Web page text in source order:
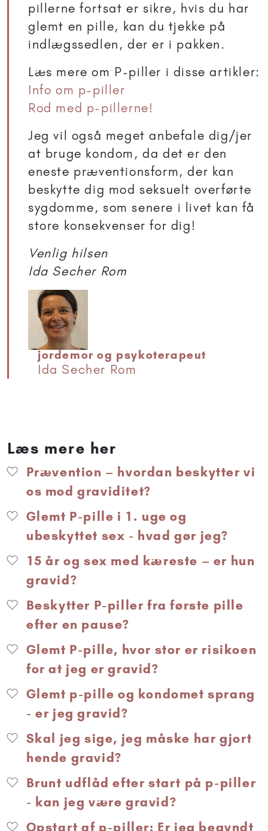
pillerne fortsat er sikre, hvis du har
glemt en pille, kan du tjekke på
indlægssedlen, der er i pakken.
Læs mere om P-piller i disse artikler:
Info om p-piller
Rod med p-pillerne!
Jeg vil også meget anbefale dig/jer
at bruge kondom, da det er den
eneste præventionsform, der kan
beskytte dig mod seksuelt overførte
sygdomme, som senere i livet kan få
store konsekvenser for dig!
Venlig hilsen
Ida Secher Rom
jordemor og psykoterapeut
Ida Secher Rom
Læs mere her
Prævention – hvordan beskytter vi
os mod graviditet?
Glemt P-pille i 1. uge og
ubeskyttet sex - hvad gør jeg?
15 år og sex med kæreste – er hun
gravid?
Beskytter P-piller fra første pille
efter en pause?
Glemt P-pille, hvor stor er risikoen
for at jeg er gravid?
Glemt p-pille og kondomet sprang
- er jeg gravid?
Skal jeg sige, jeg måske har gjort
hende gravid?
Brunt udflåd efter start på p-piller
- kan jeg være gravid?
Opstart af p-piller: Er jeg begyndt